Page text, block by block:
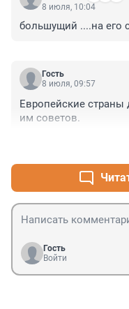
8 июля, 10:04
большущий ....на его
Гость
8 июля, 09:57
Европейские страны
им советов.
Гость
Войти